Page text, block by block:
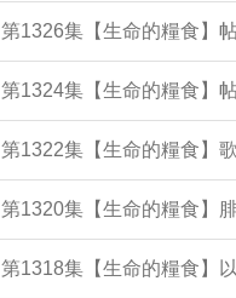
第1326集【生命的糧食】
第1324集【生命的糧食】
第1322集【生命的糧食】
第1320集【生命的糧食】
第1318集【生命的糧食】